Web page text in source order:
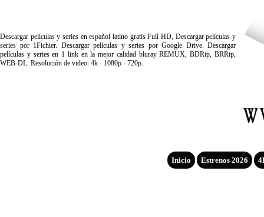
Descargar películas y series en español latino gratis Full HD, Descargar películas y
series por 1Fichier. Descargar películas y series por Google Drive. Descargar
películas y series en 1 link en la mejor calidad bluray REMUX, BDRip, BRRip,
WEB-DL. Resolución de video: 4k - 1080p - 720p.
Inicio Estrenos 2026